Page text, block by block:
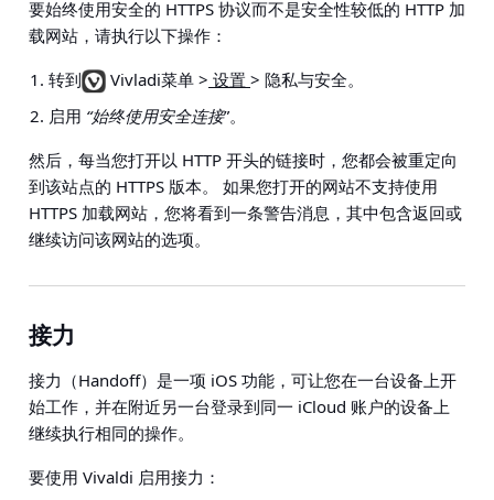
要始终使用安全的 HTTPS 协议而不是安全性较低的 HTTP 加
载网站，请执行以下操作：
转到
Vivladi菜单 > 设置 > 隐私与安全。
启用 “始终使用安全连接”。
然后，每当您打开以 HTTP 开头的链接时，您都会被重定向
到该站点的 HTTPS 版本。 如果您打开的网站不支持使用
HTTPS 加载网站，您将看到一条警告消息，其中包含返回或
继续访问该网站的选项。
接力
接力（Handoff）是一项 iOS 功能，可让您在一台设备上开
始工作，并在附近另一台登录到同一 iCloud 账户的设备上
继续执行相同的操作。
要使用 Vivaldi 启用接力：